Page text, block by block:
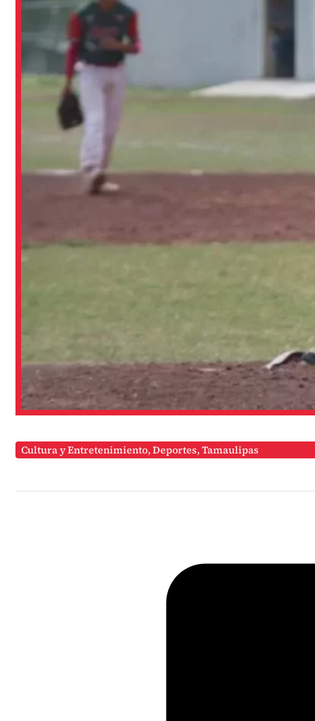
Cultura y Entretenimiento,Deportes,Tamaulipas